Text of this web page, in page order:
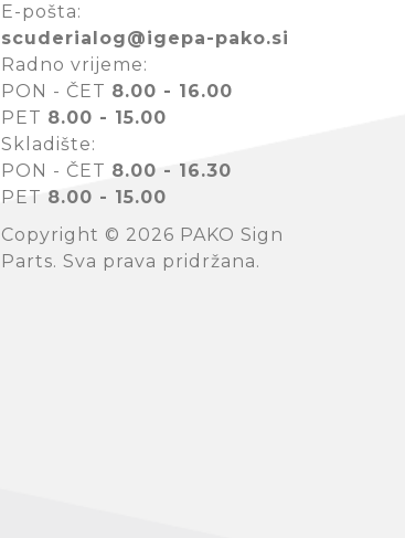
E-pošta:
scuderialog@igepa-pako.si
Radno vrijeme:
PON - ČET 8.00 - 16.00
PET 8.00 - 15.00
Skladište:
PON - ČET 8.00 - 16.30
PET 8.00 - 15.00
Copyright © 2026 PAKO Sign
Parts. Sva prava pridržana.